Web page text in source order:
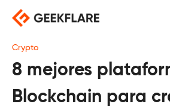
Saltar
contenido
Crypto
8 mejores
Blockchain para